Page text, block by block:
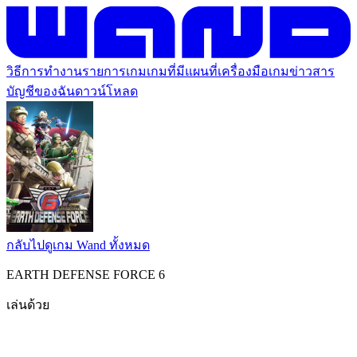
วิธีการทำงานรายการเกมเกมที่มีแผนที่เครื่องมือเกมข่าวสาร
บัญชีของฉันดาวน์โหลด
กลับไปดูเกม Wand ทั้งหมด
EARTH DEFENSE FORCE 6
เล่นด้วย